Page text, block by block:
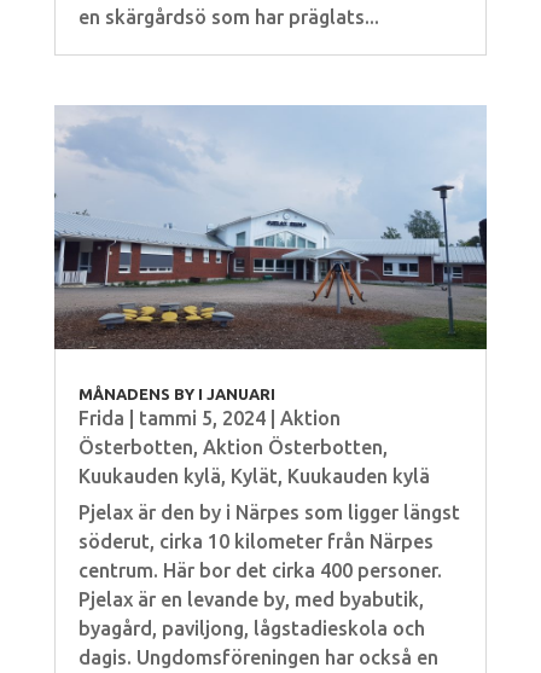
en skärgårdsö som har präglats...
MÅNADENS BY I JANUARI
Frida tammi 5, 2024| Aktion
Österbotten Aktion Österbotten
Kuukauden kylä Kylät Kuukauden kylä
Pjelax är den by i Närpes som ligger längst
söderut, cirka 10 kilometer från Närpes
centrum. Här bor det cirka 400 personer.
Pjelax är en levande by, med byabutik,
byagård, paviljong, lågstadieskola och
dagis. Ungdomsföreningen har också en